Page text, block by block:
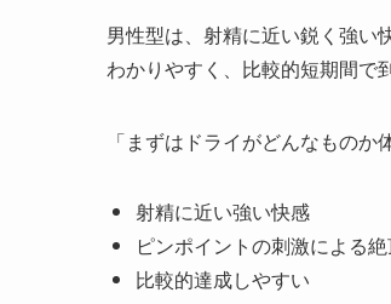
男性型は、射精に近い鋭く強い
わかりやすく、比較的短期間で
「まずはドライがどんなもの
射精に近い強い快感
ピンポイントの刺激による
比較的達成しやすい